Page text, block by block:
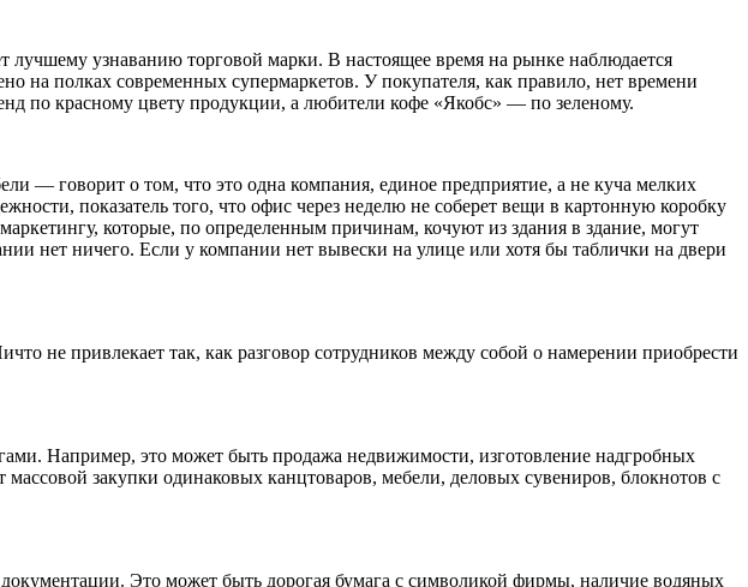
узнаванию торговой марки. В настоящее время на рынке наблюдается
на полках современных супермаркетов. У покупателя, как правило, нет времени
по красному цвету продукции, а любители кофе «Якобс» — по зеленому.
— говорит о том, что это одна компания, единое предприятие, а не куча мелких
показатель того, что офис через неделю не соберет вещи в картонную коробку
которые, по определенным причинам, кочуют из здания в здание, могут
нет ничего. Если у компании нет вывески на улице или хотя бы таблички на двери
не привлекает так, как разговор сотрудников между собой о намерении приобрести
Например, это может быть продажа недвижимости, изготовление надгробных
закупки одинаковых канцтоваров, мебели, деловых сувениров, блокнотов с
Это может быть дорогая бумага с символикой фирмы, наличие водяных